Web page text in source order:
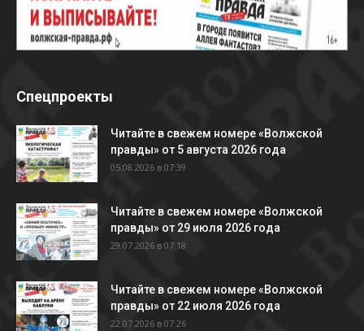
Спецпроекты
Читайте в свежем номере «Волжской
правды» от 5 августа 2026 года
05.08.2026 в 07:39
Читайте в свежем номере «Волжской
правды» от 29 июля 2026 года
29.07.2026 в 07:18
Читайте в свежем номере «Волжской
правды» от 22 июля 2026 года
22.07.2026 в 07:26